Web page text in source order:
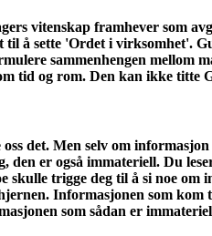
vitenskap framhever som
å sette 'Ordet i virksomhet'.
sammenhengen mellom
tid og rom. Den kan ikke titte
det. Men selv om
er også immateriell. Du
skulle trigge deg til å si noe
Informasjonen som
som sådan er